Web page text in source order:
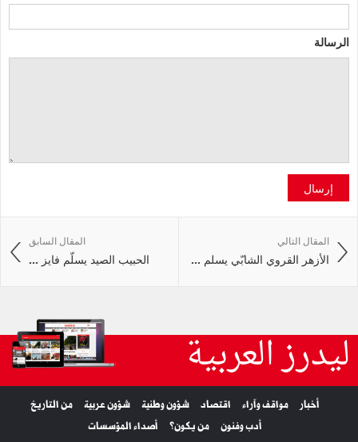
الرسالة
إرسال
المقال السابق
الحبيب الصيد يسلّم فايز ...
المقال التالي
الأزهر القروي الشابّي يسلم ...
ليدرز العربية
أخبار مواقف وآراء اقتصاد شؤون وطنية شؤون عربية
من التاريخ
أدب وفنون
من يكون؟ أصداء المؤسسات